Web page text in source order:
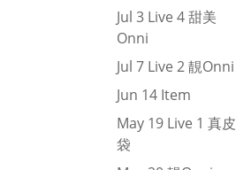
Jul 3 Live 4 甜美
Onni
Jul 7 Live 2 靚onni
Jun 14 Item
May 19 Live 1 真皮
袋